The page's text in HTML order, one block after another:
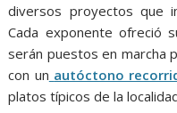
diversos proyectos que
Cada exponente ofreció
serán puestos en marcha
con un autóctono
platos típicos de la